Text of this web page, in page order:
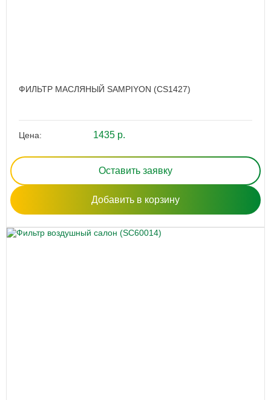
ФИЛЬТР МАСЛЯНЫЙ SAMPIYON (CS1427)
Цена: 1435 р.
Оставить заявку
Добавить в корзину